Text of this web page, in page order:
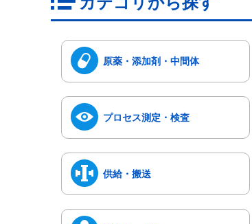
原薬・添加剤・中間体
プロセス測定・検査
供給・搬送